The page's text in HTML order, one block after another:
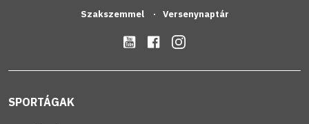
Szakszemmel Versenynaptár
SPORTÁGAK